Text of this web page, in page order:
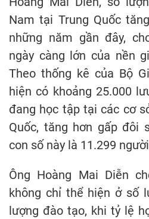
Nam tại Trung Quốc
những năm gần đây,
ngày càng lớn của nền
Theo thống kê của Bộ
hiện có khoảng 25.000
đang học tập tại các cơ
Quốc, tăng hơn gấp đôi
con số này là 11.299
Ông Hoàng Mai Diễn
không chỉ thể hiện ở số
lượng đào tạo, khi tỷ lệ